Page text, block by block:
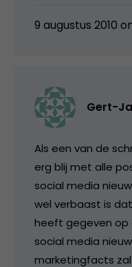
9 augustus 2010
Gert-
Als een van de
erg blij met alle
social media
wel verbaast is
heeft gegeven op
social media
marketingfacts